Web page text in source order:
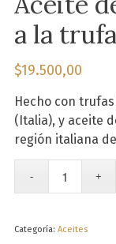
a la
$19.500,00
Hecho con
(Italia), y aceite
región italiana
Categoría: Aceites